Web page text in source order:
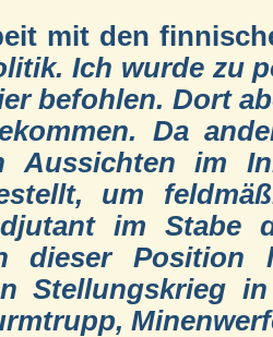
mit den
Ich wurde zu
befohlen. Dort
Da
Aussichten im
um
im Stabe
dieser Position
Stellungskrieg